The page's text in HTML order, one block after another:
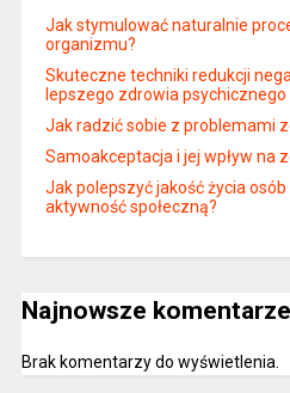
Jak stymulować naturalnie
organizmu?
Skuteczne techniki redukcji
lepszego zdrowia psychicznego
Jak radzić sobie z problemami
Samoakceptacja i jej wpływ na
Jak polepszyć jakość życia
aktywność społeczną?
Najnowsze komentarze
Brak komentarzy do wyświetlenia.